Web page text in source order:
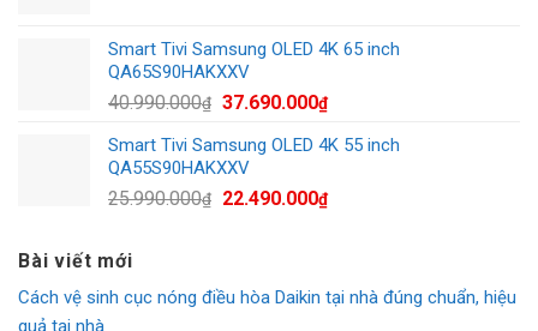
1.090.000₫.
là:
Smart Tivi Samsung OLED 4K 65 inch
QA65S90HAKXXV
40.990.000₫ Giá
là:
40.990.000₫.
37.690.000₫Giá
tại
37.690.000₫.
Smart Tivi Samsung OLED 4K 55 inch
QA55S90HAKXXV
25.990.000₫
Giá
22.490.000₫Giá
22.490.000₫.
Bài viết mới
Cách vệ sinh cục nóng điều hòa Daikin tại nhà đúng chuẩn, hiệu
quả tại nhà